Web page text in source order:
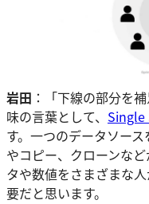
岩田 ：「下線の部分を
味の言葉として、
す。一つのデータソー
やコピー、クローンな
タや数値をさまざまな
要だと思います。